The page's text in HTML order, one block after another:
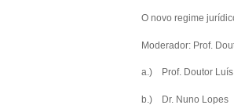
O novo regime
Moderador: Prof.
a.) Prof. Doutor Luís
b.) Dr. Nuno Lopes